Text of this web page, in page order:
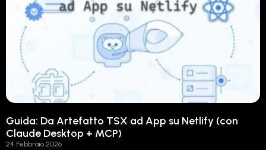
Guida: Da Artefatto TSX ad App su Netlify (con
Claude Desktop + MCP)
24 Febbraio 2026